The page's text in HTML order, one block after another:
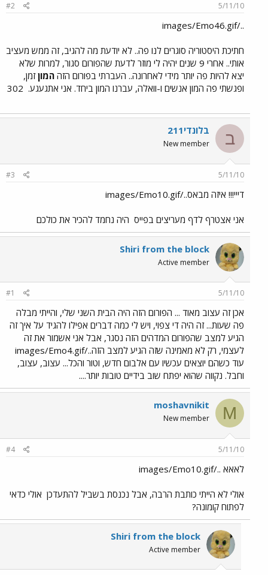
5/11/10
#2
../images/Emo46.gif
חתיכת היסטוריה סוגרים לנו פה.. לא יודעת מה להגיב, זה ממש מעציב
אותי.. אחרי 9 שנים יהיה לי מוזר לדעת שהפורום סגור, למרות שלא
יצא להיות פה יותר מידי לאחרונה.. העברתי בפורום הזה המוןזמן,
ופגשתי פה המון אנשים ו-וואלה, עברנו המון ביחד. אני אתגעגע.
ב בלונדי211
New member
5/11/10
#3
דייי!!! איזה מבאס../images/Emo10.gif
אני אצטרף לדף מעריצים בפייס היה נחמד להכיר את כולכם
Shiri from the block
Active member
5/11/10
#1
אכן זה עצוב מאוד ... הפורום הזה היה הבית השני שלי, והייתי מבלה
פה שעות... זה היה די צפוי, ויש לי כמה דברים אפילו להגיד על איך זה
הגיע למצב שהפורום המדהים הזה נסגר, אבל אני אשמור את זה
לעצמי, רק לא מאמינה שזה הגיע למצב הזה../images/Emo4.gif
עוד כשהם יוצאים עכשיו עם אלבום חדש, וטור והכל... עצוב, עצוב,
וחבל. נקווה שהוא יפתח שוב בידיים טובות יותר....
M
moshavnikit
New member
5/11/10
#4
לאאא ../images/Emo10.gif
אולי לא הייתי כותבת הרבה, אבל נכנסת בשביל להתעדכן אולי כדאי
לפתוח קומונה?
Shiri from the block
Active member